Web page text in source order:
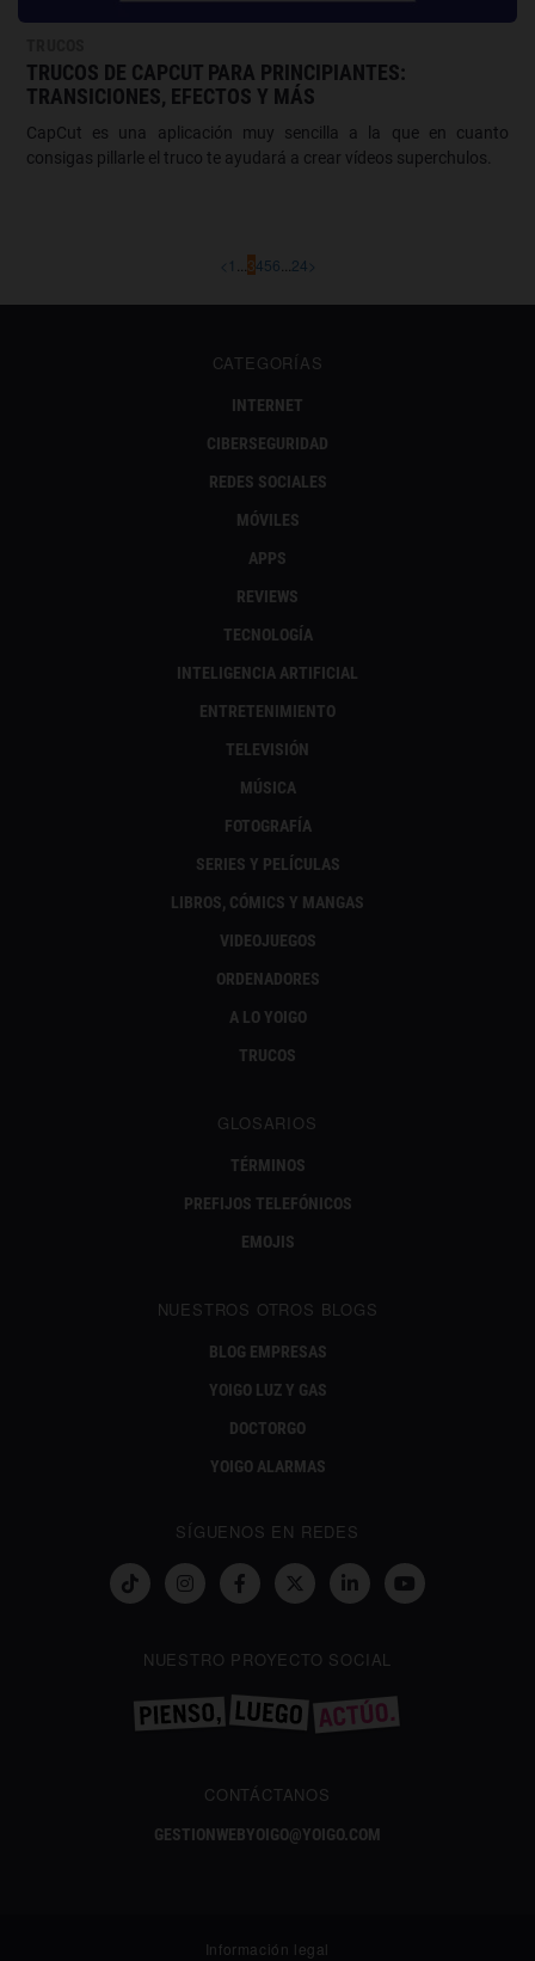
TRUCOS DE CAPCUT PARA PRINCIPIANTES:
TRANSICIONES, EFECTOS Y MÁS
CapCut es una aplicación muy sencilla a la que en cuanto
consigas pillarle el truco te ayudará a crear vídeos superchulos.
< 1 3456 24>
CATEGORÍAS
INTERNET
CIBERSEGURIDAD
REDES SOCIALES
MÓVILES
APPS
REVIEWS
TECNOLOGÍA
INTELIGENCIA ARTIFICIAL
ENTRETENIMIENTO
TELEVISIÓN
MÚSICA
FOTOGRAFÍA
SERIES Y PELÍCULAS
LIBROS, CÓMICS Y MANGAS
VIDEOJUEGOS
ORDENADORES
A LO YOIGO
TRUCOS
GLOSARIOS
TÉRMINOS
PREFIJOS TELEFÓNICOS
EMOJIS
NUESTROS OTROS BLOGS
BLOG EMPRESAS
YOIGO LUZ Y GAS
DOCTORGO
YOIGO ALARMAS
SÍGUENOS EN REDES
NUESTRO PROYECTO SOCIAL
CONTÁCTANOS
GESTIONWEBYOIGO@YOIGO.COM
Información legal